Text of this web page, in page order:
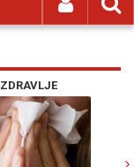
ZDRAVLJE